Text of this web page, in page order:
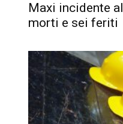
Maxi incidente
morti e sei feriti